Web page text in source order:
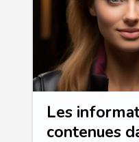
Les
contenues